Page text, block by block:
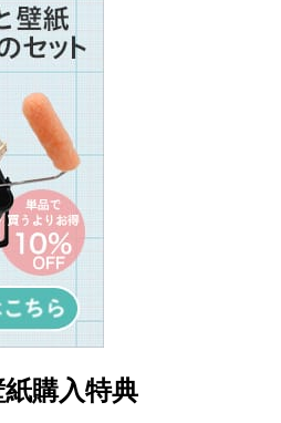
紙購入特典